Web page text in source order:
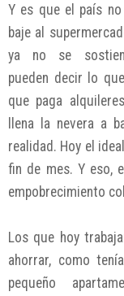
Y es que el país
baje al
ya no se
pueden decir lo
que paga
llena la nevera a
realidad. Hoy el
fin de mes. Y eso,
empobrecimiento
Los que hoy
ahorrar, como
pequeño